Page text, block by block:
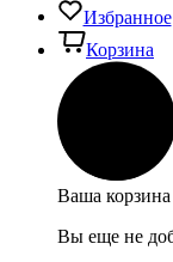
Избранное
Корзина
Ваша корзина
Вы еще не